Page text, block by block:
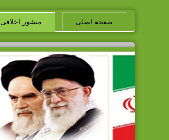
صفحه اصلی منشور اخلاقی